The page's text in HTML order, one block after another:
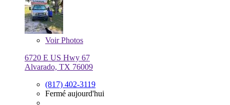
VoirPhotos
6720 E US Hwy 67
Alvarado, TX 76009
(817) 402-3119
Fermé aujourd'hui